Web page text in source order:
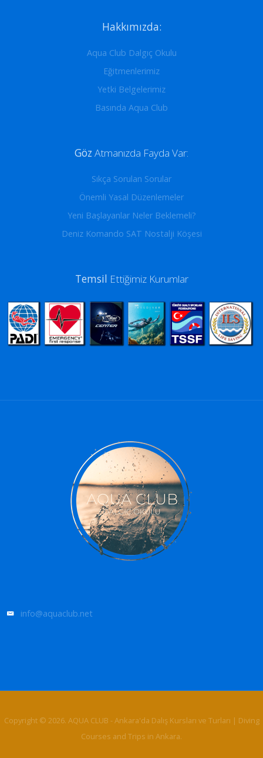
Hakkımızda:
Aqua Club Dalgıç Okulu
Eğitmenlerimiz
Yetki Belgelerimiz
Basında Aqua Club
Göz Atmanızda Fayda Var:
Sıkça Sorulan Sorular
Önemli Yasal Düzenlemeler
Yeni Başlayanlar Neler Beklemeli?
Deniz Komando SAT Nostalji Köşesi
Temsil Ettiğimiz Kurumlar
info@aquaclub.net
Copyright © 2026. AQUA CLUB - Ankara'da Dalış Kursları ve Turları | Diving
Courses and Trips in Ankara.